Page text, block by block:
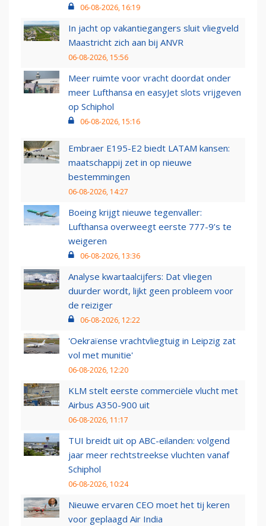
06-08-2026, 16:19
In jacht op vakantiegangers sluit vliegveld
Maastricht zich aan bij ANVR
06-08-2026, 15:56
Meer ruimte voor vracht doordat onder
meer Lufthansa en easyJet slots vrijgeven
op Schiphol
06-08-2026, 15:16
Embraer E195-E2 biedt LATAM kansen:
maatschappij zet in op nieuwe
bestemmingen
06-08-2026, 14:27
Boeing krijgt nieuwe tegenvaller:
Lufthansa overweegt eerste 777-9’s te
weigeren
06-08-2026, 13:36
Analyse kwartaalcijfers: Dat vliegen
duurder wordt, lijkt geen probleem voor
de reiziger
06-08-2026, 12:22
'Oekraïense vrachtvliegtuig in Leipzig zat
vol met munitie'
06-08-2026, 12:20
KLM stelt eerste commerciële vlucht met
Airbus A350-900 uit
06-08-2026, 11:17
TUI breidt uit op ABC-eilanden: volgend
jaar meer rechtstreekse vluchten vanaf
Schiphol
06-08-2026, 10:24
Nieuwe ervaren CEO moet het tij keren
voor geplaagd Air India